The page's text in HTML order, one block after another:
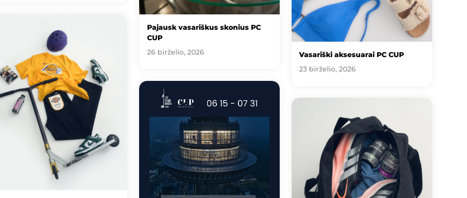
Pajausk vasariškus skonius PC
CUP
26 birželio, 2026
Vasariški aksesuarai PC CUP
23 birželio, 2026